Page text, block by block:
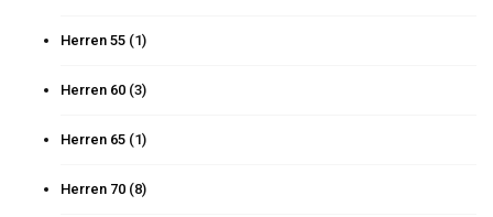
Herren 55 (1)
Herren 60 (3)
Herren 65 (1)
Herren 70 (8)